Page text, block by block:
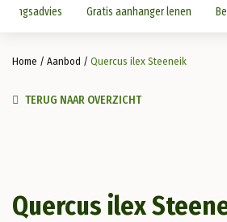
Gratis aanhanger lenen
Home / Aanbod / Quercus ilex Steeneik
TERUG NAAR OVERZICHT
Quercus ilex